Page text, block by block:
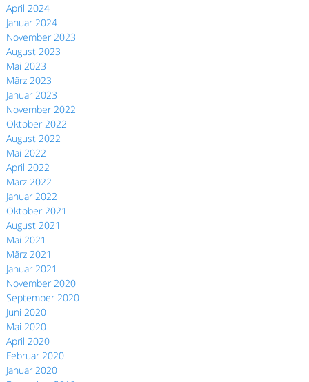
April 2024
Januar 2024
November 2023
August 2023
Mai 2023
März 2023
Januar 2023
November 2022
Oktober 2022
August 2022
Mai 2022
April 2022
März 2022
Januar 2022
Oktober 2021
August 2021
Mai 2021
März 2021
Januar 2021
November 2020
September 2020
Juni 2020
Mai 2020
April 2020
Februar 2020
Januar 2020